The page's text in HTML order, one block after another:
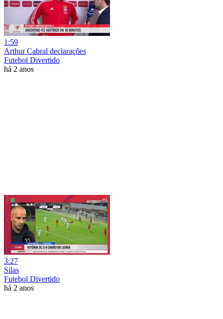
1:59
Arthur Cabral declarações
Futebol Divertido
há 2 anos
3:27
Silas
Futebol Divertido
há 2 anos